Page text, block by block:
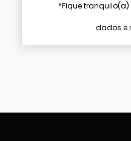
*Fique
dados e